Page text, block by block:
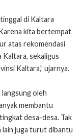
di Kaltara
kita bertempat
atas rekomendasi
sekaligus
Kaltara,” ujarnya.
langsung oleh
membantu
desa-desa. Tak
lain juga turut dibantu